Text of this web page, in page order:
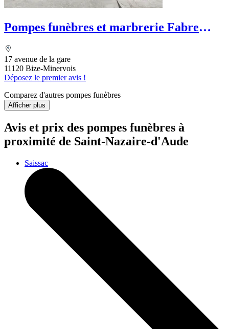
Pompes funèbres et marbrerie Fabre
17 avenue de la gare
11120 Bize-Minervois
Déposez le premier avis !
Comparez d'autres pompes funèbres
Afficher plus
Avis et prix des pompes funèbres à
proximité de Saint-Nazaire-d'Aude
Saissac